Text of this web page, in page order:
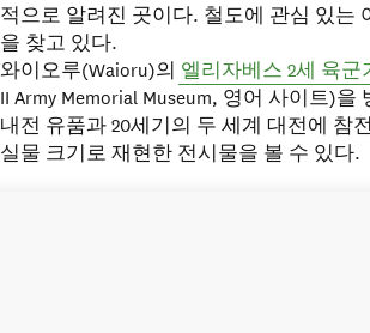
적으로 알려진 곳이다. 철도에 관심 있는
을 찾고 있다.
와이오루(Waioru)의 엘리자베스 2세 육군
II Army Memorial Museum, 영어 사이트)
내전 유품과 20세기의 두 세계 대전에 참
실물 크기로 재현한 전시물을 볼 수 있다.